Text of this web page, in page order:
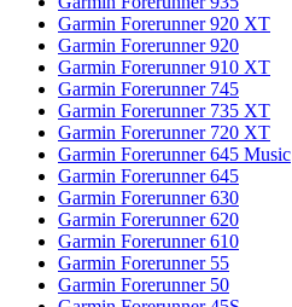
Garmin Forerunner 920 XT
Garmin Forerunner 920
Garmin Forerunner 910 XT
Garmin Forerunner 745
Garmin Forerunner 735 XT
Garmin Forerunner 720 XT
Garmin Forerunner 645 Music
Garmin Forerunner 645
Garmin Forerunner 630
Garmin Forerunner 620
Garmin Forerunner 610
Garmin Forerunner 55
Garmin Forerunner 50